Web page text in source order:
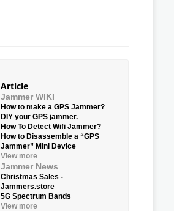
Article
Jammer WIKI
How to make a GPS Jammer?
DIY your GPS jammer.
How To Detect Wifi Jammer?
How to Disassemble a “GPS
Jammer” Mini Device
View more
Jammer News
Christmas Sales -
Jammers.store
5G Spectrum Bands
View more